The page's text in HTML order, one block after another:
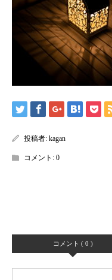
投稿者: kagan
コメント: 0
コメント ( 0 )